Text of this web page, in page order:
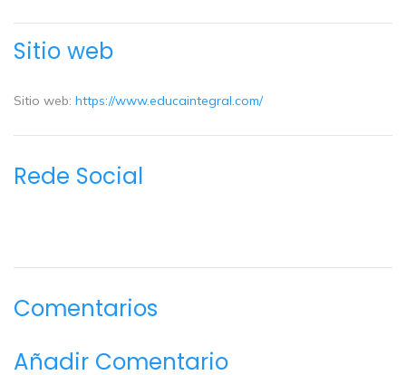
Sitio web
Sitio web: https://www.educaintegral.com/
Rede Social
Comentarios
Añadir Comentario